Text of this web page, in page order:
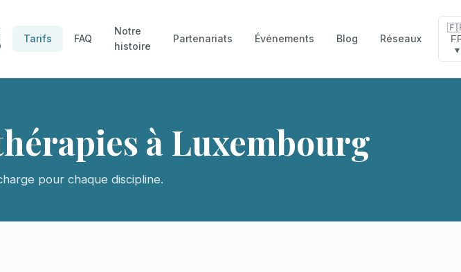
Tarifs FAQ
Notre
histoire
Partenariats Événements Blog Réseaux
▾
à Luxembourg
pour chaque discipline.